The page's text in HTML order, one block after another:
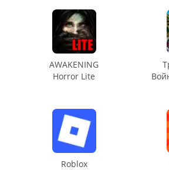
AWAKENING
Horror Lite
Roblox